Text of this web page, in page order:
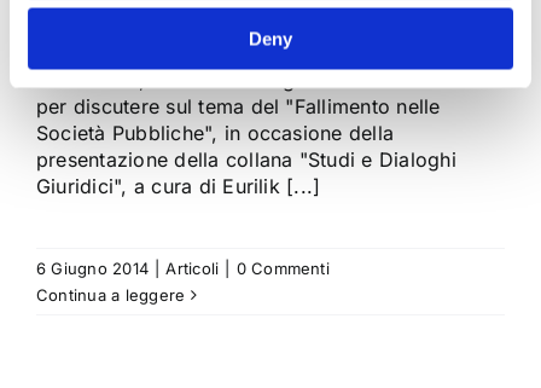
Deny
Fioretti della Biblioteca Giuridica della
Cassazione a piazza Cavour. Professori
per discutere sul tema del "Fallimento nelle
Società Pubbliche", in occasione della
presentazione della collana "Studi e Dialoghi
Giuridici", a cura di Eurilik [...]
6 Giugno 2014 Articoli
0 Commenti
Continua a leggere